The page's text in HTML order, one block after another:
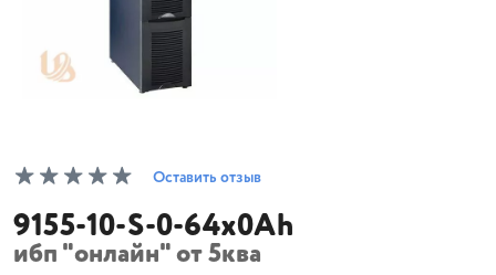
Оставить отзыв
9155-10-S-0-64x0Ah
ибп "онлайн" от 5ква